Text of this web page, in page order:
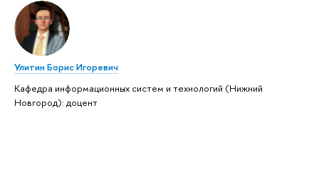
Улитин Борис Игоревич
Кафедра информационных систем и технологий (Нижний
Новгород): доцент